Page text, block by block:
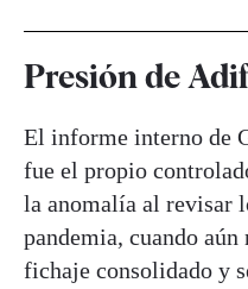
Presión de
El informe interno de
fue el propio
la anomalía al revisar
pandemia, cuando
fichaje consolidado y